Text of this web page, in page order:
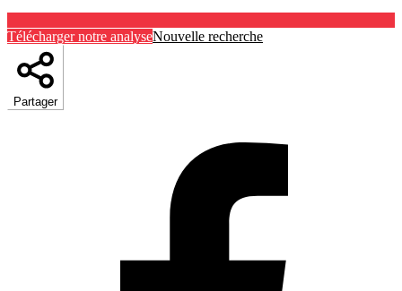
Télécharger notre analyseNouvelle recherche
Partager